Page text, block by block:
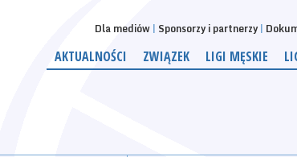
Dla mediów Sponsorzy i partnerzy
AKTUALNOŚCI ZWIĄZEK LIGI MĘSKIE